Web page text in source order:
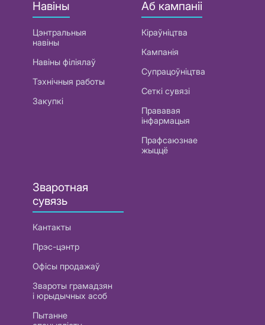
Навіны
Цэнтральныя
навіны
Навіны філіялаў
Тэхнічныя работы
Закупкі
Аб кампаніі
Кіраўніцтва
Кампанія
Супрацоўніцтва
Сеткі сувязі
Прававая
інфармацыя
Прафсаюзнае
жыццё
Зваротная
сувязь
Кантакты
Прэс-цэнтр
Офісы продажаў
Звароты грамадзян
і юрыдычных асоб
Пытанне